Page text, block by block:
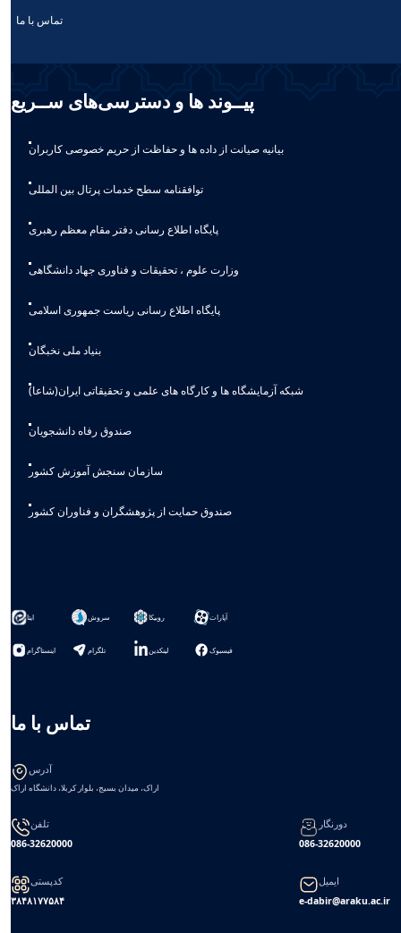
تماس با ما
پیــوند ها و دسترسی‌های ســریع
بیانیه صيانت از داده ها و حفاظت از حريم خصوصی كاربران
توافقنامه سطح خدمات پرتال بین المللی
پایگاه اطلاع رسانی دفتر مقام معظم رهبری
وزارت علوم ، تحقیقات و فناوری جهاد دانشگاهی
پایگاه اطلاع رسانی ریاست جمهوری اسلامی
بنیاد ملی نخبگان
شبکه آزمایشگاه ها و کارگاه های علمی و تحقیقاتی ایران(شاعا)
صندوق رفاه دانشجویان
سازمان سنجش آموزش کشور
صندوق حمایت از پژوهشگران و فناوران کشور
ایتا سروش روبیکا آپارات
اینستاگرام تلگرام لینکدین فیسبوک
تماس با ما
آدرس
اراک، میدان بسیج، بلوار کربلا، دانشگاه اراک
تلفن
086-32620000
دورنگار
086-32620000
کدپستی
۳۸۴۸۱۷۷۵۸۴
ایمیل
e-dabir@araku.ac.ir